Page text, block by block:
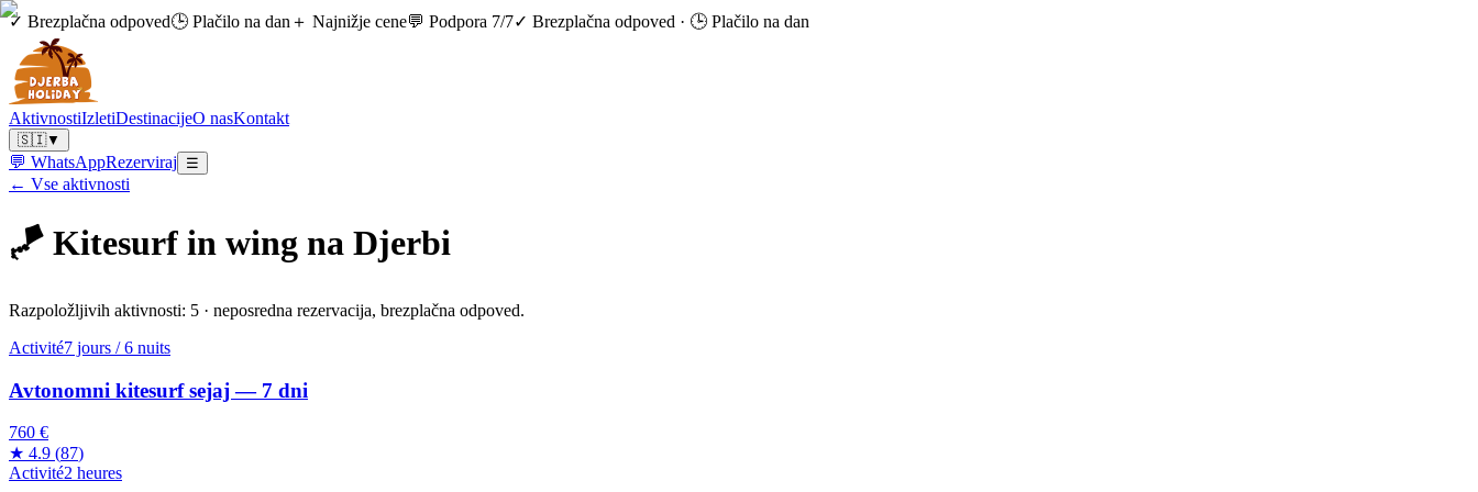
✓ Brezplačna odpoved🕒 Plačilo na dan ＋ Najnižje cene💬 Podpora 7/7✓ Brezplačna odpoved · 🕒 Plačilo na dan
AktivnostiIzletiDestinacijeO nasKontakt
🇸🇮▼
💬 WhatsAppRezerviraj ☰
← Vse aktivnosti
🪁 Kitesurf in wing na Djerbi
Razpoložljivih aktivnosti: 5 · neposredna rezervacija, brezplačna odpoved.
Activité7 jours / 6 nuits
Avtonomni kitesurf sejaj — 7 dni
760 €
★ 4.9 (87)
Activité2 heures